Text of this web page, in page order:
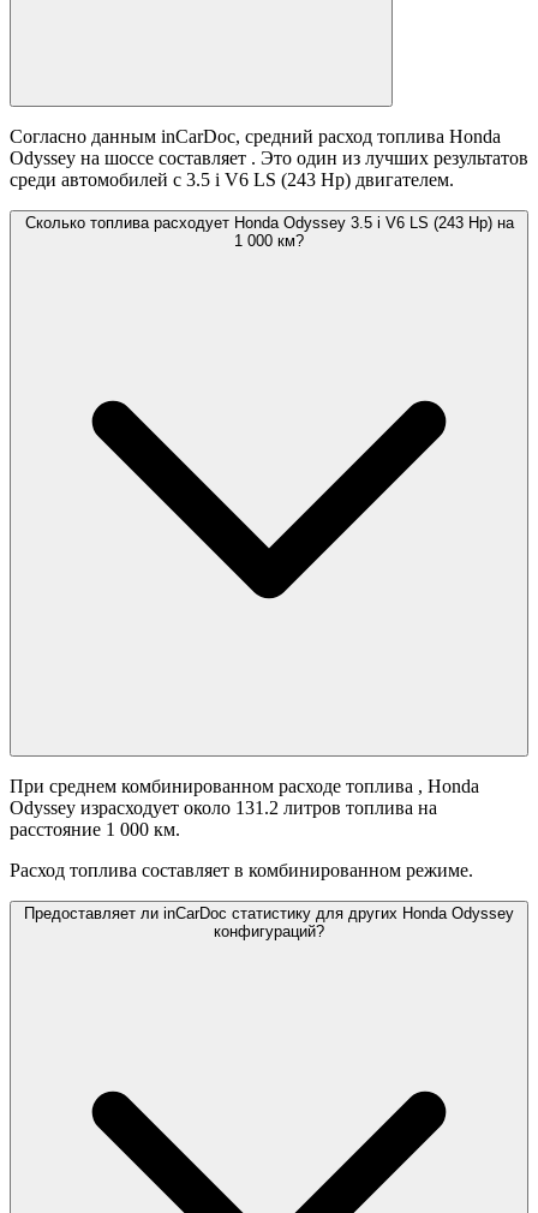
Согласно данным inCarDoc, средний расход топлива Honda
Odyssey на шоссе составляет . Это один из лучших результатов
среди автомобилей с 3.5 i V6 LS (243 Hp) двигателем.
Сколько топлива расходует Honda Odyssey 3.5 i V6 LS (243 Hp) на
1 000 км?
При среднем комбинированном расходе топлива , Honda
Odyssey израсходует около 131.2 литров топлива на
расстояние 1 000 км.
Расход топлива составляет в комбинированном режиме.
Предоставляет ли inCarDoc статистику для других Honda Odyssey
конфигураций?